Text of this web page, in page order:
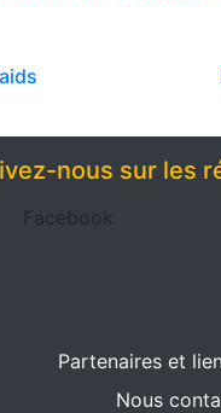
nous sur les
Facebook
Partenaires et
Nous